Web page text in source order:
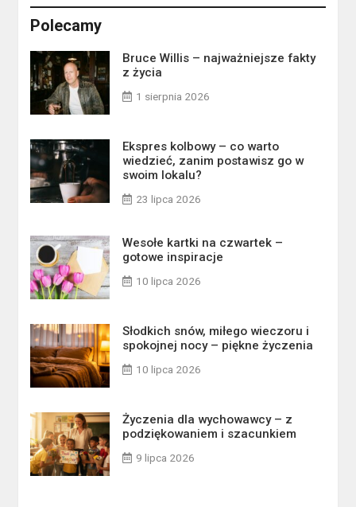
Polecamy
Bruce Willis – najważniejsze fakty
z życia
1 sierpnia 2026
Ekspres kolbowy – co warto
wiedzieć, zanim postawisz go w
swoim lokalu?
23 lipca 2026
Wesołe kartki na czwartek –
gotowe inspiracje
10 lipca 2026
Słodkich snów, miłego wieczoru i
spokojnej nocy – piękne życzenia
10 lipca 2026
Życzenia dla wychowawcy – z
podziękowaniem i szacunkiem
9 lipca 2026